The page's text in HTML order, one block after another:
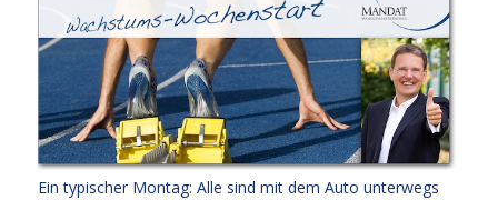
Ein typischer Montag: Alle sind mit dem Auto unterwegs